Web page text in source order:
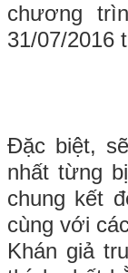
chương
31/07/2016
Đặc biệt,
nhất từng
chung kết
cùng với
Khán giả